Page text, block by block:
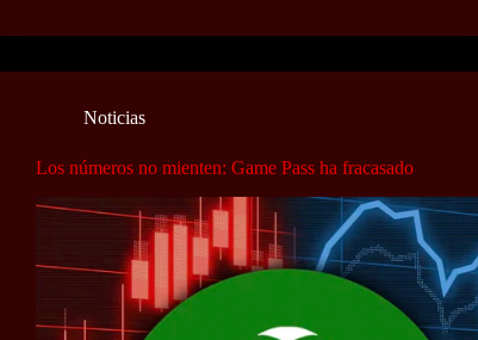
Noticias
Los números no mienten: Game Pass ha fracasado